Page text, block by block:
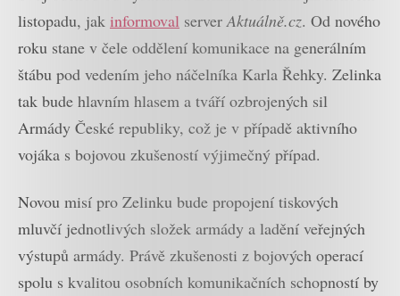
listopadu, jak informoval serverAktuálně.cz. Od nového
roku stane v čele oddělení komunikace na generálním
štábu pod vedením jeho náčelníka Karla Řehky. Zelinka
tak bude hlavním hlasem a tváří ozbrojených sil
Armády České republiky, což je v případě aktivního
vojáka s bojovou zkušeností výjimečný případ.
Novou misí pro Zelinku bude propojení tiskových
mluvčí jednotlivých složek armády a ladění veřejných
výstupů armády. Právě zkušenosti z bojových operací
spolu s kvalitou osobních komunikačních schopností by